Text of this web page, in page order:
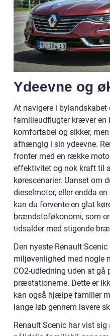
Ydeevne og
At navigere i
familieudflugter kræver en
komfortabel og sikker,
afhængig i sin ydeevne.
fronter med en række
effektivitet og nok kraft til
kørescenarier. Uanset om
dieselmotor, eller endda
kan du forvente en glat
brændstoføkonomi, som
tidsalder med stigende
Den nyeste Renault
miljøvenlighed med nogle
CO2-udledning uden at gå
præstationerne. Dette er
kan også hjælpe familier
lange løb gennem lavere
Renault Scenic har vist